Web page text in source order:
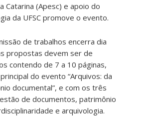
Catarina (Apesc) e apoio do
da UFSC promove o evento.
de trabalhos encerra dia
propostas devem ser de
contendo de 7 a 10 páginas,
do evento “Arquivos: da
documental”, e com os três
de documentos, patrimônio
e arquivologia.